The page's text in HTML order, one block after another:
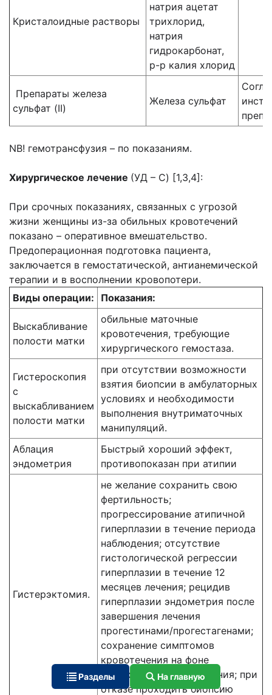
Кристалоидные растворы
натрия ацетат
трихлорид,
натрия
гидрокарбонат,
р-р калия хлорид
Препараты железа
сульфат (II)
Железа сульфат
NB! гемотрансфузия – по показаниям.
Хирургическое лечение (УД – C) [1,3,4]:
При срочных показаниях, связанных с угрозой
жизни женщины из-за обильных кровотечений
показано – оперативное вмешательство.
Предоперационная подготовка пациента,
заключается в гемостатической, антианемической
терапии и в восполнении кровопотери.
Виды операции:
Показания:
Выскабливание
полости матки
обильные маточные
кровотечения, требующие
хирургического гемостаза.
Гистероскопия
с
выскабливанием
полости матки
при отсутствии возможности
взятия биопсии в амбулаторных
условиях и необходимости
выполнения внутриматочных
манипуляций.
Аблация
эндометрия
Быстрый хороший эффект,
противопоказан при атипии
Гистерэктомия.
не желание сохранить свою
фертильность;
прогрессирование атипичной
гиперплазии в течение периода
наблюдения; отсутствие
гистологической регрессии
гиперплазии в течение 12
месяцев лечения; рецидив
гиперплазии эндометрия после
завершения лечения
прогестинами/прогестагенами;
сохранение симптомов
кровотечения на фоне
медикаментозного лечения; при
отказе проходить биопсию
Разделы На главную